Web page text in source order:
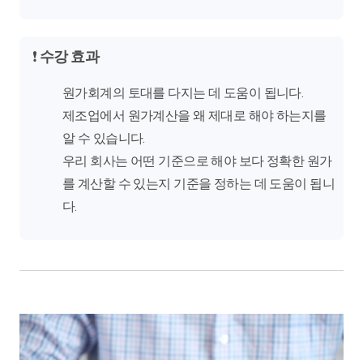
❗ 수강 효과
원가회계의 토대를 다지는 데 도움이 됩니다.
제조업에서 원가계산을 왜 제대로 해야 하는지를
알 수 있습니다.
우리 회사는 어떤 기준으로 해야 보다 정확한 원가
를 계산할 수 있는지 기준을 정하는 데 도움이 됩니
다.